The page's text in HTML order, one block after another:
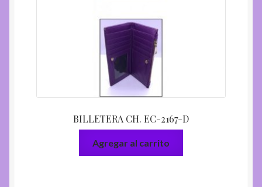
BILLETERA CH. EC-2167-D
Agregar al carrito